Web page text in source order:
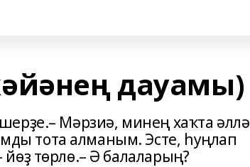
дауамы)
Мәрзиә, минең хаҡта әллә
тота алманым. Эсте, һуңлап
төрлө.– Ә балаларың?